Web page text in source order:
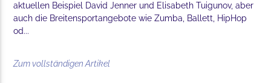
aktuellen Beispiel David Jenner und Elisabeth Tuigunov, aber
auch die Breitensportangebote wie Zumba, Ballett, HipHop
od...
Zum vollständigen Artikel